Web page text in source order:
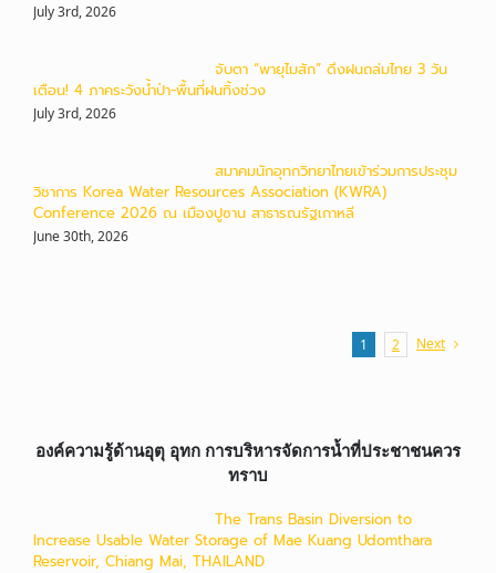
July 3rd, 2026
จับตา “พายุไมสัก” ดึงฝนถล่มไทย 3 วัน
เตือน! 4 ภาคระวังน้ำป่า-พื้นที่ฝนทิ้งช่วง
July 3rd, 2026
สมาคมนักอุทกวิทยาไทยเข้าร่วมการประชุม
วิชาการ Korea Water Resources Association (KWRA)
Conference 2026 ณ เมืองปูซาน สาธารณรัฐเกาหลี
June 30th, 2026
1 2 Next
องค์ความรู้ด้านอุตุ อุทก การบริหารจัดการน้ำที่ประชาชนควร
ทราบ
The Trans Basin Diversion to
Increase Usable Water Storage of Mae Kuang Udomthara
Reservoir, Chiang Mai, THAILAND